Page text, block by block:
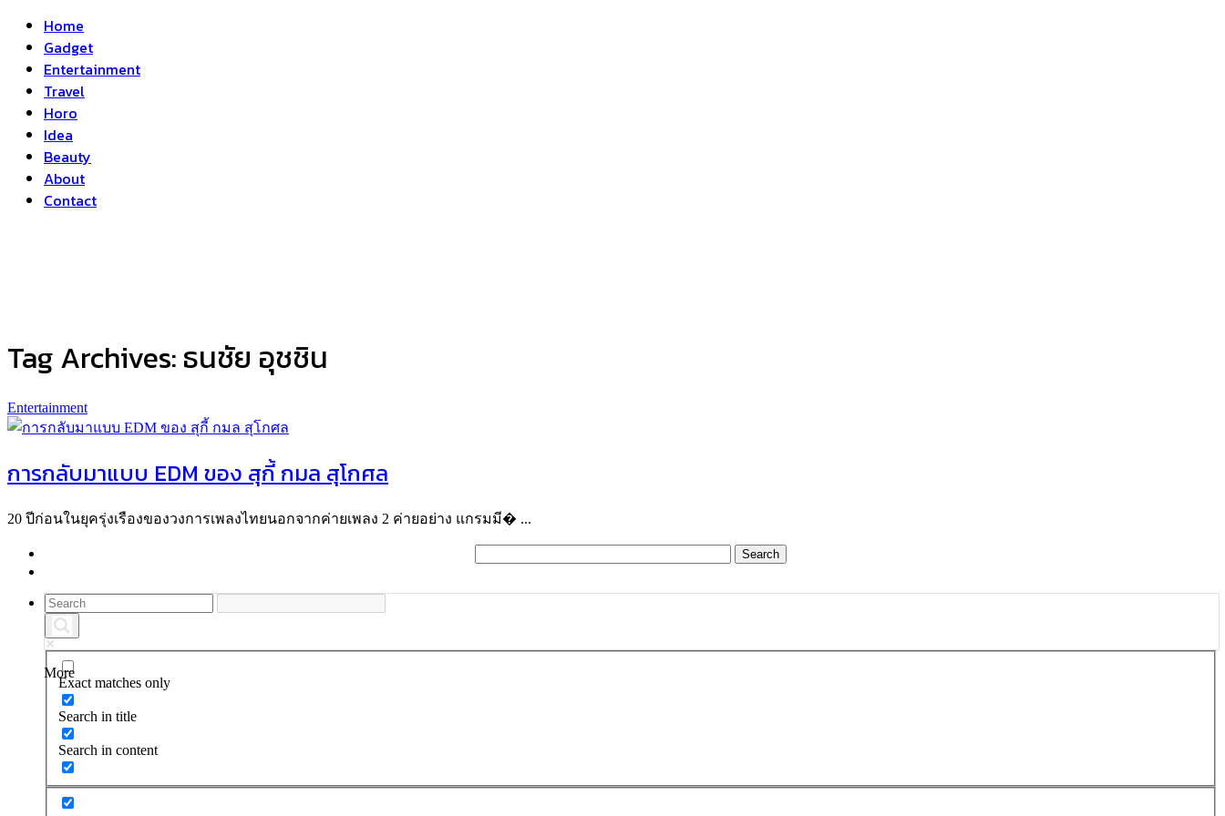
Home
Gadget
Entertainment
Travel
Horo
Idea
Beauty
About
Contact
Tag Archives:ธนชัย อุชชิน
Entertainment
การกลับมาแบบ EDM ของ สุกี้ กมล สุโกศล
20 ปีก่อนในยุครุ่งเรืองของวงการเพลงไทยนอกจากค่ายเพลง 2 ค่ายอย่าง แกรมมี� ...
More
Exact matches only
Search in title
Search in content